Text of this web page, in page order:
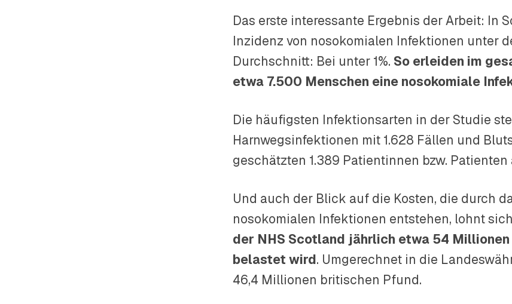
Das erste interessante Ergebnis der Arbeit: In
Inzidenz von nosokomialen Infektionen unter
Durchschnitt: Bei unter 1%. So erleiden im
etwa 7.500 Menschen eine nosokomiale
Die häufigsten Infektionsarten in der Studie
Harnwegsinfektionen mit 1.628 Fällen und
geschätzten 1.389 Patientinnen bzw. Patienten
Und auch der Blick auf die Kosten, die durch
nosokomialen Infektionen entstehen, lohnt sich
der NHS Scotland jährlich etwa 54
belastet wird. Umgerechnet in die
46,4 Millionen britischen Pfund.